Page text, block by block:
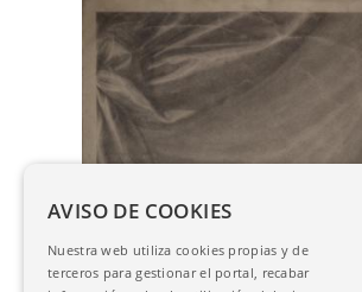
AVISO DE COOKIES
Nuestra web utiliza cookies propias y de
terceros para gestionar el portal, recabar